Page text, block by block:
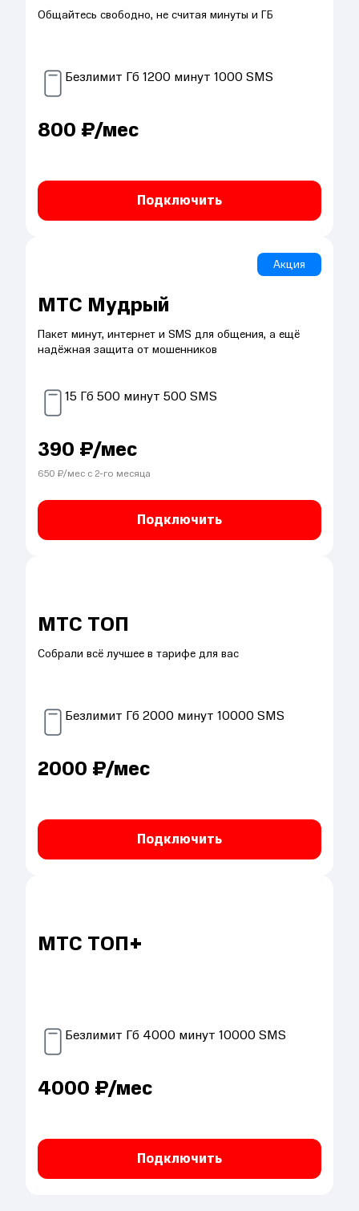
Общайтесь свободно, не считая минуты и ГБ
Безлимит Гб 1200 минут 1000SMS
800 ₽/мес
Подключить
Акция
МТС Мудрый
Пакет минут, интернет и SMS для общения, а ещё
надёжная защита от мошенников
15 Гб 500 минут 500SMS
390 ₽/мес
650 ₽/мес с 2-го месяца
Подключить
МТС ТОП
Собрали всё лучшее в тарифе для вас
Безлимит Гб 2000 минут 10000SMS
2000 ₽/мес
Подключить
МТС ТОП+
Безлимит Гб 4000 минут 10000SMS
4000 ₽/мес
Подключить